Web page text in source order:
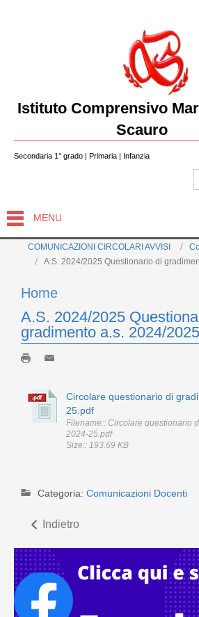
Istituto Comprensivo
Scauro
Secondaria 1° grado | Primaria | Infanzia
MENU
COMUNICAZIONI CIRCOLARI AVVISI
A.S. 2024/2025 Questionario di
Home
A.S. 2024/2025
gradimento a.s. 2024/2025
Circolare questionario di
25.pdf
Filename:: Circolare questionario
2024-25.pdf
Size:: 193.69 KB
Categoria: Comunicazioni Docenti
Indietro